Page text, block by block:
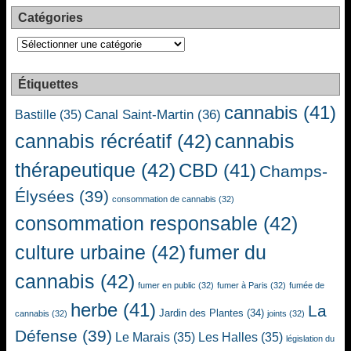
Catégories
Catégories
Étiquettes
Bastille (35) Canal Saint-Martin (36) cannabis (41)
cannabis récréatif (42) cannabis
thérapeutique (42) CBD (41) Champs-
Élysées (39) consommation de cannabis (32)
consommation responsable (42)
culture urbaine (42)fumer du
cannabis (42) fumer en public (32) fumer à Paris (32) fumée de
cannabis (32) herbe (41) Jardin des Plantes (34) joints (32) La
Défense (39) Le Marais (35) Les Halles (35) législation du